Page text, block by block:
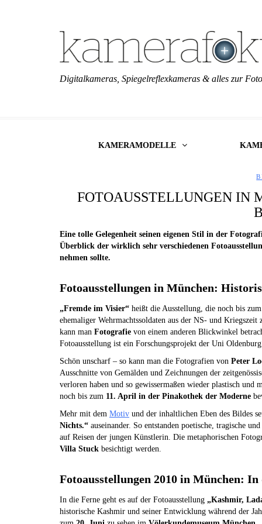
Digitalkameras, Spiegelreflexkameras & alles zur
KAMERAMODELLE
FOTOAUSSTELLUNGEN IN
Eine tolle Gelegenheit seinen eigenen Stil in der
Überblick der wirklich sehr verschiedenen
nehmen sollte.
Fotoausstellungen in München:
„Fremde im Visier“ heißt die Ausstellung, die noch bis
ehemaliger Wehrmachtssoldaten aus der NS- und
kann man Fotografie von einem anderen Blickwinkel
Fotoausstellung ist ein Forschungsprojekt der Uni
Schön unscharf – so kann man die Fotografien von Peter
Ausschnitte von Gemälden und Zeichnungen der
verloren haben und so gewissermaßen wieder plastisch und
noch bis zum 11. April in der Pinakothek der Moderne
Mehr mit dem Motiv und der inhaltlichen Eben des Bildes
Nichts.“ auseinander. So entstanden poetische, tragische
auf Reisen der jungen Künstlerin. Die metaphorischen
Villa Stuck besichtigt werden.
Fotoausstellungen 2010 in München: In
In die Ferne geht es auf der Fotoausstellung „Kashmir,
historische Kashmir und seiner Entwicklung während der